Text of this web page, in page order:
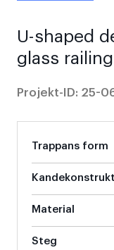
U-shaped
glass
Projekt-ID: 25-
Trappans form
Material
Steg